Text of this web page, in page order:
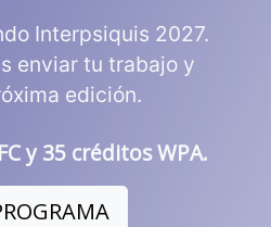
Interpsiquis 2027.
enviar tu trabajo y
edición.
y 35 créditos WPA.